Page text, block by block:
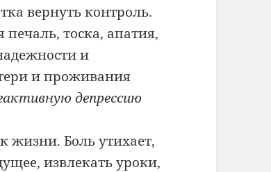
вернуть контроль.
печаль, тоска, апатия,
и
и проживания
депрессию
жизни. Боль утихает,
извлекать уроки,